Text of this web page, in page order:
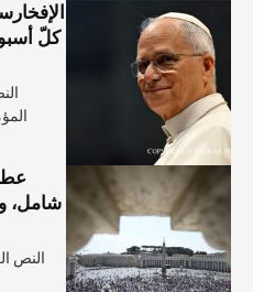
كلّ
شامل،
النص